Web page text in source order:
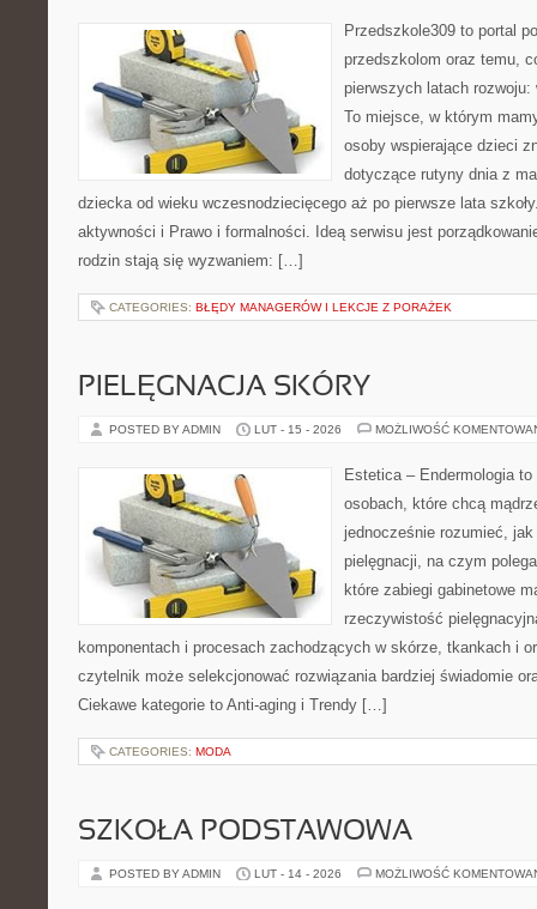
Przedszkole309 to portal
przedszkolom oraz temu,
pierwszych latach
To miejsce, w którym
osoby wspierające dzieci
dotyczące rutyny dnia z
dziecka od wieku wczesnodziecięcego aż po pierwsze lata
aktywności i Prawo i formalności. Ideą serwisu jest
rodzin stają się wyzwaniem: […]
CATEGORIES: BŁĘDY MANAGERÓW I LEKCJE Z PORAŻEK
PIELĘGNACJA SKÓRY
POSTED BY ADMIN LUT - 15 - 2026 MOŻLIWOŚĆ
Estetica – Endermologia
osobach, które chcą
jednocześnie rozumieć, jak
pielęgnacji, na czym
które zabiegi gabinetowe
rzeczywistość
komponentach i procesach zachodzących w skórze, tkankach i
czytelnik może selekcjonować rozwiązania bardziej świadomie
Ciekawe kategorie to Anti-aging i Trendy […]
CATEGORIES: MODA
SZKOŁA PODSTAWOWA
POSTED BY ADMIN LUT - 14 - 2026 MOŻLIWOŚĆ